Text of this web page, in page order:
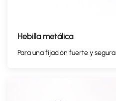
Hebilla metálica
Para una fijación fuerte y segura